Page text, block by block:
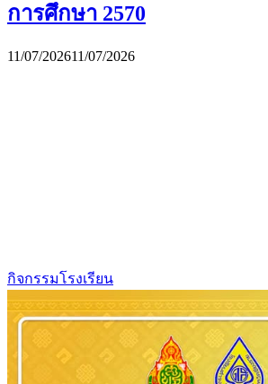
การศึกษา 2570
11/07/202611/07/2026
กิจกรรมโรงเรียน